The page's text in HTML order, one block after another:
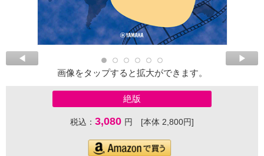
画像をタップすると拡大ができます。
絶版
税込： 3,080 円 [本体 2,800円]